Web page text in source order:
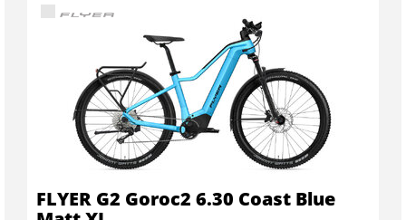
FLYER G2 Goroc2 6.30 Coast Blue